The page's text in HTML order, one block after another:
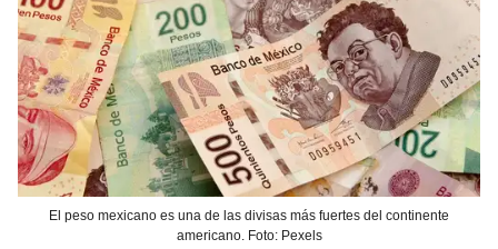
El peso mexicano es una de las divisas más fuertes del continente
americano. Foto: Pexels